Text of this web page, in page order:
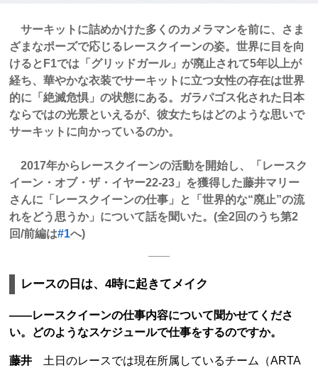
サーキットに詰めかけた多くのカメラマンを前に、さま
ざまなポーズで応じるレースクイーンの姿。世界に目を向
けるとF1では「グリッドガール」が廃止されて5年以上が
経ち、華やかな衣装でサーキットに立つ女性の存在は世界
的に「絶滅危惧」の状態にある。ガラパゴス化された日本
ならではの光景といえるが、彼女たちはどのような思いで
サーキットに向かっているのか。
2017年からレースクイーンの活動を開始し、「レースク
イーン・オブ・ザ・イヤー22-23」を獲得した藤井マリー
さんに「レースクイーンの仕事」と「世界的な“廃止”の流
れをどう思うか」について話を聞いた。(全2回のうち第2
回/前編は#1へ)
レースの日は、4時に起きてメイク
――レースクイーンの仕事内容について聞かせてくださ
い。どのようなスケジュールで仕事をするのですか。
藤井 土日のレースでは現在所属しているチーム（ARTA